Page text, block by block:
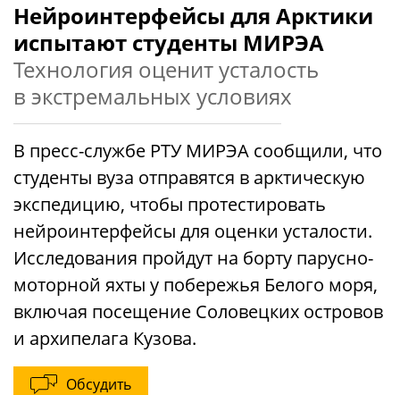
Нейроинтерфейсы для Арктики
испытают студенты МИРЭА
Технология оценит усталость
в экстремальных условиях
В пресс-службе РТУ МИРЭА сообщили, что
студенты вуза отправятся в арктическую
экспедицию, чтобы протестировать
нейроинтерфейсы для оценки усталости.
Исследования пройдут на борту парусно-
моторной яхты у побережья Белого моря,
включая посещение Соловецких островов
и архипелага Кузова.
Обсудить